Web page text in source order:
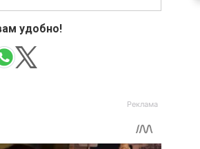
удобно!